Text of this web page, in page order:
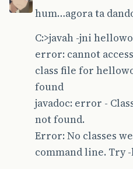
hum…agora ta
C:>javah -jni
error: cannot
class file for
found
javadoc: error -
not found.
Error: No classes
command line. Try